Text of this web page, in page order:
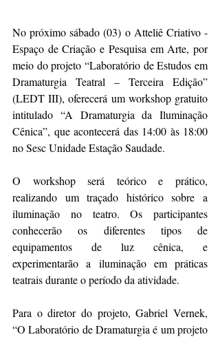
No próximo sábado (03) o Atteliê Criativo -
Espaço de Criação e Pesquisa em Arte, por
meio do projeto “Laboratório de Estudos em
Dramaturgia Teatral – Terceira Edição”
(LEDT III), oferecerá um workshop gratuito
intitulado “A Dramaturgia da Iluminação
Cênica”, que acontecerá das 14:00 às 18:00
no Sesc Unidade Estação Saudade.
O workshop será teórico e prático,
realizando um traçado histórico sobre a
iluminação no teatro. Os participantes
conhecerão os diferentes tipos de
equipamentos de luz cênica, e
experimentarão a iluminação em práticas
teatrais durante o período da atividade.
Para o diretor do projeto, Gabriel Vernek,
“O Laboratório de Dramaturgia é um projeto